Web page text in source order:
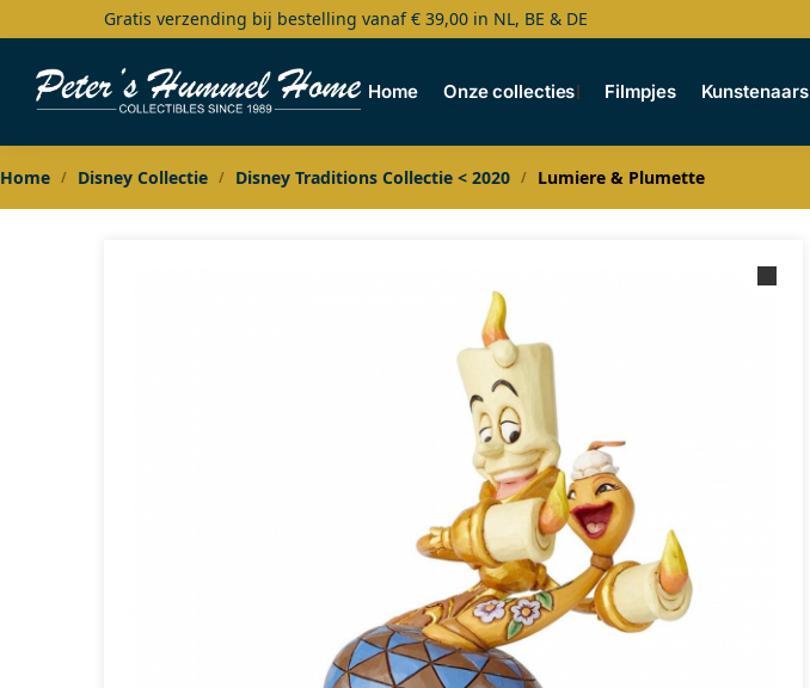
Gratis verzending bij bestelling vanaf € 39,00 in NL, BE & DE
Home Onze collecties Filmpjes Kunstenaars
Search
Home / Disney Collectie / Disney Traditions Collectie < 2020 / Lumiere & Plumette